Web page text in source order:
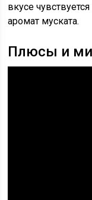
вкусе
аромат муската.
Плюсы и